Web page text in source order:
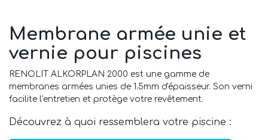
Membrane armée unie et
vernie pour piscines
RENOLIT ALKORPLAN 2000 est une gamme de
membranes armées unies de 1.5mm d'épaisseur. Son verni
facilite l'entretien et protège votre revêtement.
Découvrez à quoi ressemblera votre piscine :